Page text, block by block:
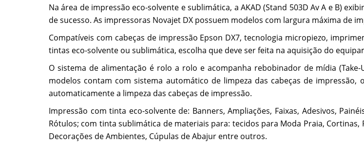
Na área de impressão eco-solvente e sublimática, a AKAD (Stand 503D Av A e B)
de sucesso. As impressoras Novajet DX possuem modelos com largura máxima de
Compatíveis com cabeças de impressão Epson DX7, tecnologia micropiezo,
tintas eco-solvente ou sublimática, escolha que deve ser feita na aquisição do
O sistema de alimentação é rolo a rolo e acompanha rebobinador de mídia
modelos contam com sistema automático de limpeza das cabeças de
automaticamente a limpeza das cabeças de impressão.
Impressão com tinta eco-solvente de: Banners, Ampliações, Faixas, Adesivos,
Rótulos; com tinta sublimática de materiais para: tecidos para Moda Praia, Cortinas,
Decorações de Ambientes, Cúpulas de Abajur entre outros.